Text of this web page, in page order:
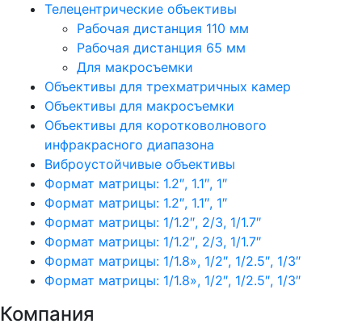
Телецентрические объективы
Рабочая дистанция 110 мм
Рабочая дистанция 65 мм
Для макросъемки
Объективы для трехматричных камер
Объективы для макросъемки
Объективы для коротковолнового
инфракрасного диапазона
Виброустойчивые объективы
Формат матрицы: 1.2″, 1.1″, 1″
Формат матрицы: 1.2″, 1.1″, 1″
Формат матрицы: 1/1.2″, 2/3, 1/1.7″
Формат матрицы: 1/1.2″, 2/3, 1/1.7″
Формат матрицы: 1/1.8», 1/2″, 1/2.5″, 1/3″
Формат матрицы: 1/1.8», 1/2″, 1/2.5″, 1/3″
Компания